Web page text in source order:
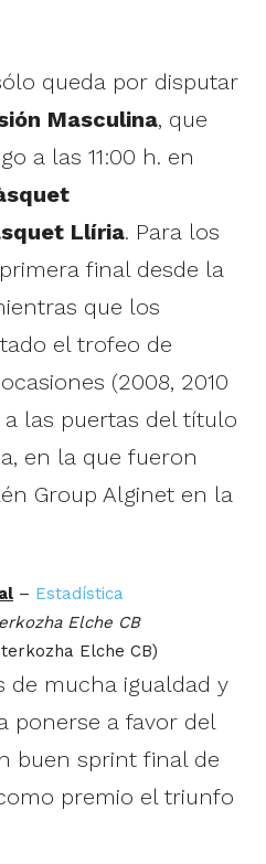
queda por disputar
Masculina, que
a las 11:00 h. en
Llíria. Para los
final desde la
que los
el trofeo de
(2008, 2010
a las puertas del título
en la que fueron
Group Alginet en la
– Estadística
Elche CB
Elche CB)
de mucha igualdad y
ponerse a favor del
buen sprint final de
premio el triunfo